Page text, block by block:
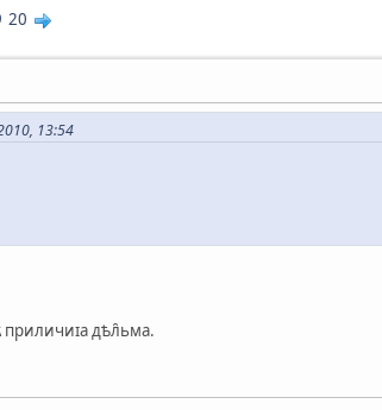
20
13:54
дѣл̑ьма.